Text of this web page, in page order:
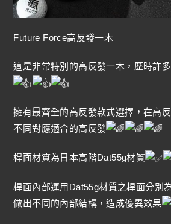
Future Force高反發一木
這是非常特別的高反發一木，歷時許
擁有最齊全的高反發款式選擇，在高
不同對應適合的高反發
桿面材質為日本高階Dat55g材質
桿面內部運用Dat55g材質之桿面分別
做出不同的內部結構，造成優異效果